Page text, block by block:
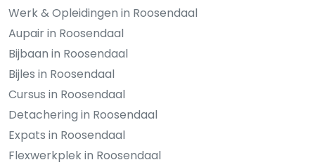
Werk & Opleidingen in Roosendaal
Aupair in Roosendaal
Bijbaan in Roosendaal
Bijles in Roosendaal
Cursus in Roosendaal
Detachering in Roosendaal
Expats in Roosendaal
Flexwerkplek in Roosendaal